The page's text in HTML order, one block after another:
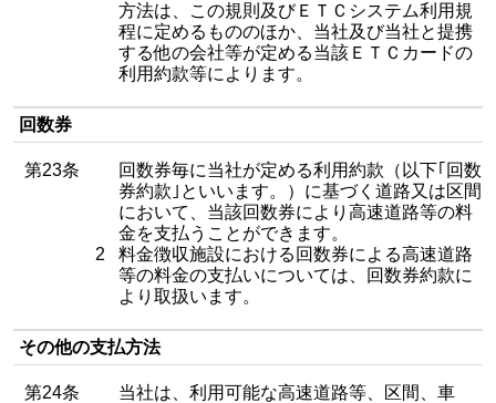
方法は、この規則及びＥＴＣシステム利用規
程に定めるもののほか、当社及び当社と提携
する他の会社等が定める当該ＥＴＣカードの
利用約款等によります。
回数券
第23条
回数券毎に当社が定める利用約款（以下｢回数
券約款｣といいます。）に基づく道路又は区間
において、当該回数券により高速道路等の料
金を支払うことができます。
2 料金徴収施設における回数券による高速道路
等の料金の支払いについては、回数券約款に
より取扱います。
その他の支払方法
第24条
当社は、利用可能な高速道路等、区間、車